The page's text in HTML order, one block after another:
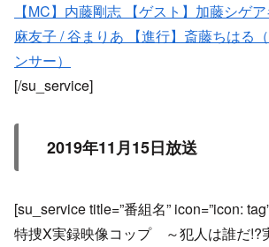
【MC】内藤剛志 【ゲスト】加藤シゲ
麻友子 / 谷まりあ 【進行】斎藤ちはる
ンサー）
[/su_service]
2019年11月15日放送
[su_service title=”番組名” icon=”icon:
特捜X実録映像コップ ～犯人は誰だ!?